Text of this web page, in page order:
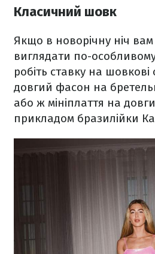
Класичний шовк
Якщо в новорічну ніч вам
виглядати по-
робіть ставку на шовкові
довгий фасон на
або ж мініплаття на
прикладом бразилійки